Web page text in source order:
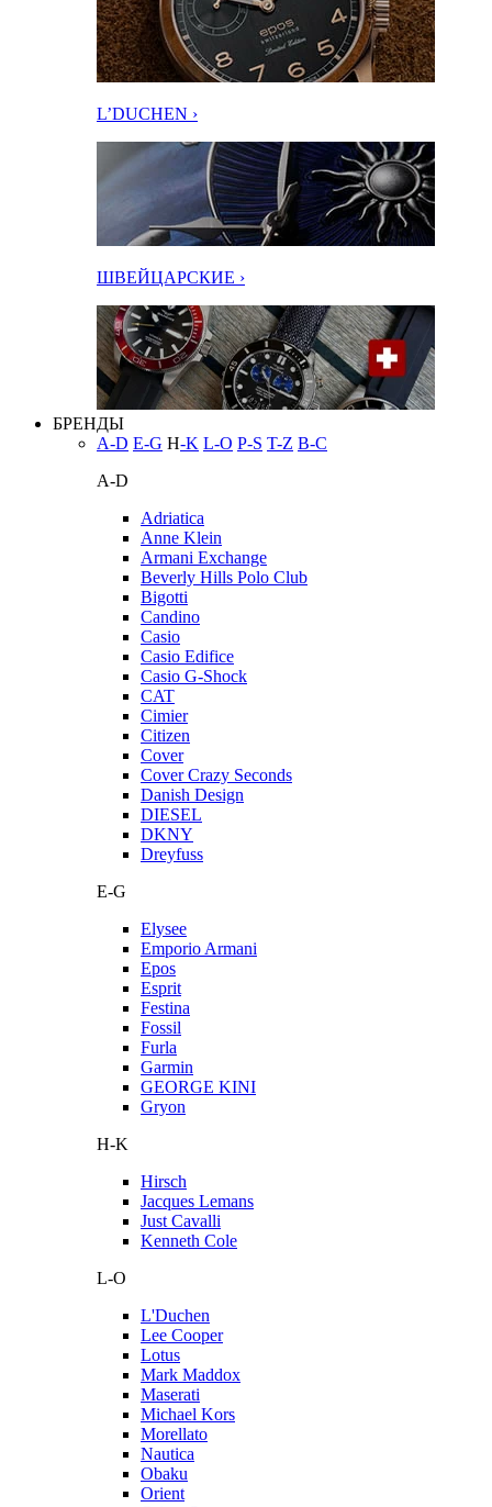
L’DUCHEN ›
ШВЕЙЦАРСКИЕ ›
БРЕНДЫ
A-D E-G H-K L-O P-S T-Z В-С
A-D
Adriatica
Anne Klein
Armani Exchange
Beverly Hills Polo Club
Bigotti
Candino
Casio
Casio Edifice
Casio G-Shock
CAT
Cimier
Citizen
Cover
Cover Crazy Seconds
Danish Design
DIESEL
DKNY
Dreyfuss
E-G
Elysee
Emporio Armani
Epos
Esprit
Festina
Fossil
Furla
Garmin
GEORGE KINI
Gryon
H-K
Hirsch
Jacques Lemans
Just Cavalli
Kenneth Cole
L-O
L'Duchen
Lee Cooper
Lotus
Mark Maddox
Maserati
Michael Kors
Morellato
Nautica
Obaku
Orient